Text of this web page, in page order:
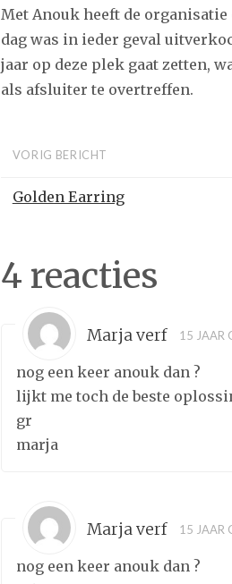
Met Anouk heeft de
dag was in ieder geval
jaar op deze plek gaat zetten,
als afsluiter te overtreffen.
VORIG BERICHT
Golden Earring
4 reacties
Marja verf 15 JAAR
nog een keer anouk dan ?
lijkt me toch de beste
gr
marja
Marja verf 15 JAAR
nog een keer anouk dan ?